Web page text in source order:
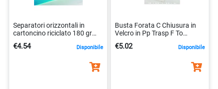
Separatori orizzontali in
cartoncino riciclato 180 gr
€4.54 Disponibile
Busta Forata C Chiusura in
Velcro in Pp Trasp F To
57381e 3130630573814
€5.02 Disponibile